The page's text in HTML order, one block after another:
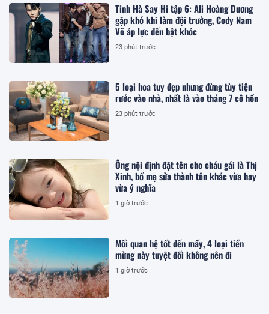
Tinh Hà Say Hi tập 6: Ali Hoàng Dương
gặp khó khi làm đội trưởng, Cody Nam
Võ áp lực đến bật khóc
23 phút trước
5 loại hoa tuy đẹp nhưng đừng tùy tiện
rước vào nhà, nhất là vào tháng 7 cô hồn
23 phút trước
Ông nội định đặt tên cho cháu gái là Thị
Xinh, bố mẹ sửa thành tên khác vừa hay
vừa ý nghĩa
1 giờ trước
Mối quan hệ tốt đến mấy, 4 loại tiền
mừng này tuyệt đối không nên đi
1 giờ trước